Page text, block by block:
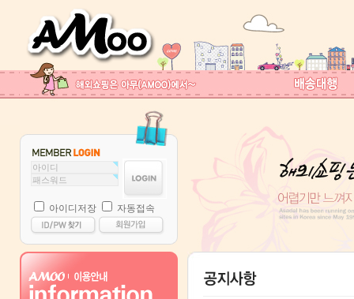
아이디저장 자동접속